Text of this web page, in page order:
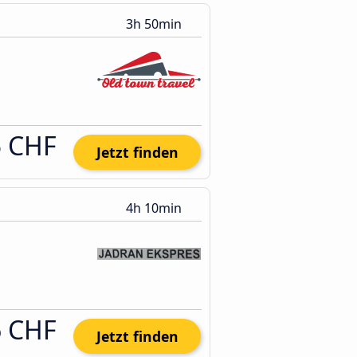
3h 50min
Jetzt finden
4h 10min
Jetzt finden